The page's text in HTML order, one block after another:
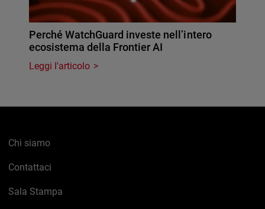
Perché WatchGuard investe nell’intero
ecosistema della Frontier AI
Leggi l'articolo
Chi siamo
Contattaci
Sala Stampa